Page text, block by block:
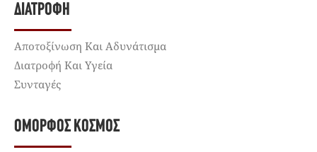
ΔΙΑΤΡΟΦΉ
Αποτοξίνωση Και Αδυνάτισμα
Διατροφή Και Υγεία
Συνταγές
ΌΜΟΡΦΟΣ ΚΌΣΜΟΣ